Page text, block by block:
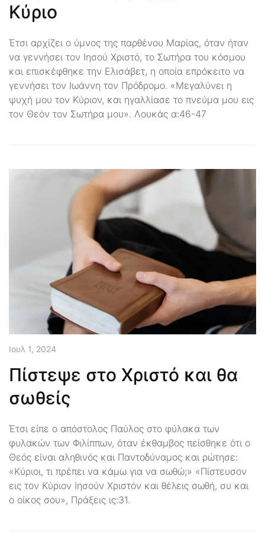
Κύριο
Έτσι αρχίζει ο ύμνος της παρθένου Μαρίας, όταν ήταν
να γεννήσει τον Ιησού Χριστό, το Σωτήρα του κόσμου
και επισκέφθηκε την Ελισάβετ, η οποία επρόκειτο να
γεννήσει τον Ιωάννη τον Πρόδρομο. «Μεγαλύνει η
ψυχή μου τον Κύριον, και ηγαλλίασε το πνεύμα μου εις
τον Θεόν τον Σωτήρα μου». Λουκάς α:46-47
Ιουλ 1, 2024
Πίστεψε στο Χριστό και θα
σωθείς
Έτσι είπε ο απόστολος Παύλος στο φύλακα των
φυλακών των Φιλίππων, όταν έκθαμβος πείσθηκε ότι ο
Θεός είναι αληθινός και Παντοδύναμος και ρώτησε:
«Κύριοι, τι πρέπει να κάμω για να σωθώ;» «Πίστευσον
εις τον Κύριον Ιησούν Χριστόν και θέλεις σωθή, συ και
ο οίκος σου», Πράξεις ις:31.